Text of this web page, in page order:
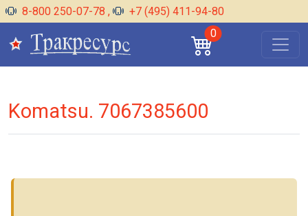
8-800 250-07-78 ,
+7 (495) 411-94-80
0
Komatsu. 7067385600